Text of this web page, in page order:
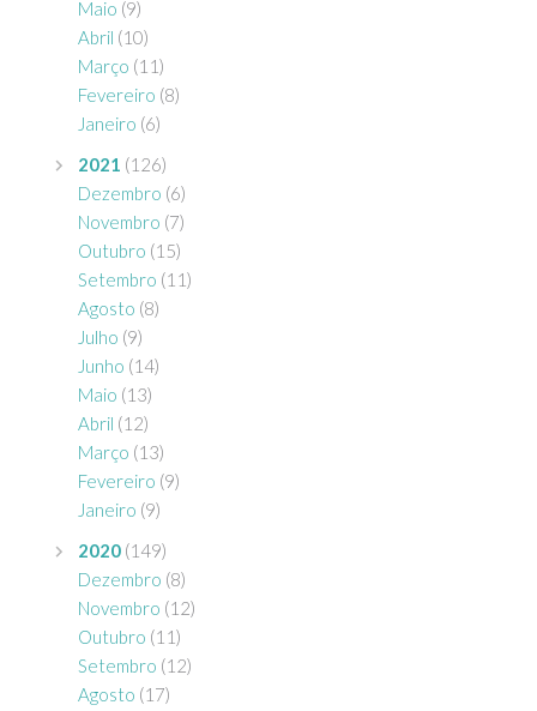
Maio (9)
Abril (10)
Março (11)
Fevereiro (8)
Janeiro (6)
2021 (126)
Dezembro (6)
Novembro (7)
Outubro (15)
Setembro (11)
Agosto (8)
Julho (9)
Junho (14)
Maio (13)
Abril (12)
Março (13)
Fevereiro (9)
Janeiro (9)
2020 (149)
Dezembro (8)
Novembro (12)
Outubro (11)
Setembro (12)
Agosto (17)